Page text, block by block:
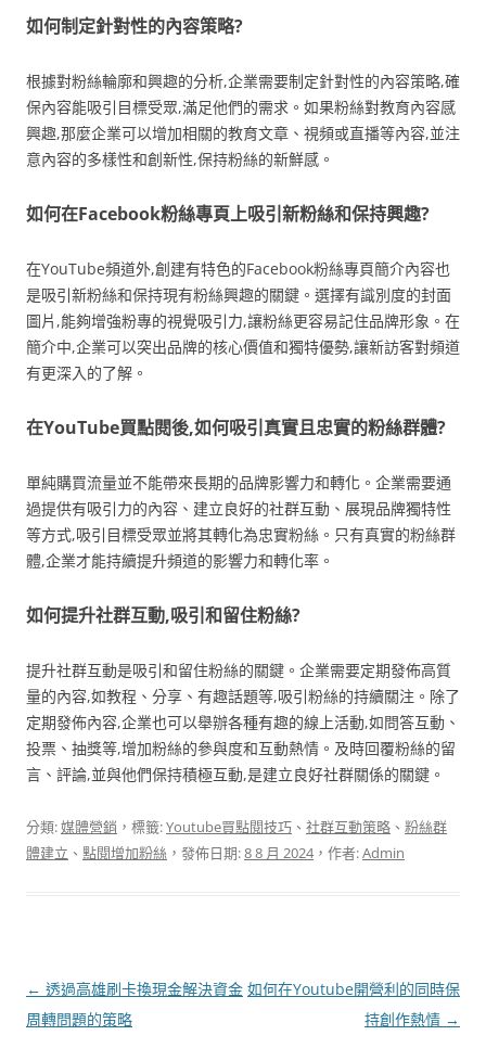
如何制定針對性的內容策略?
根據對粉絲輪廓和興趣的分析,企業需要制定針對性的內容策略,確
保內容能吸引目標受眾,滿足他們的需求。如果粉絲對教育內容感
興趣,那麼企業可以增加相關的教育文章、視頻或直播等內容,並注
意內容的多樣性和創新性,保持粉絲的新鮮感。
如何在Facebook粉絲專頁上吸引新粉絲和保持興趣?
在YouTube頻道外,創建有特色的Facebook粉絲專頁簡介內容也
是吸引新粉絲和保持現有粉絲興趣的關鍵。選擇有識別度的封面
圖片,能夠增強粉專的視覺吸引力,讓粉絲更容易記住品牌形象。在
簡介中,企業可以突出品牌的核心價值和獨特優勢,讓新訪客對頻道
有更深入的了解。
在YouTube買點閱後,如何吸引真實且忠實的粉絲群體?
單純購買流量並不能帶來長期的品牌影響力和轉化。企業需要通
過提供有吸引力的內容、建立良好的社群互動、展現品牌獨特性
等方式,吸引目標受眾並將其轉化為忠實粉絲。只有真實的粉絲群
體,企業才能持續提升頻道的影響力和轉化率。
如何提升社群互動,吸引和留住粉絲?
提升社群互動是吸引和留住粉絲的關鍵。企業需要定期發佈高質
量的內容,如教程、分享、有趣話題等,吸引粉絲的持續關注。除了
定期發佈內容,企業也可以舉辦各種有趣的線上活動,如問答互動、
投票、抽獎等,增加粉絲的參與度和互動熱情。及時回覆粉絲的留
言、評論,並與他們保持積極互動,是建立良好社群關係的關鍵。
分類:媒體營銷 ，標籤:Youtube買點閱技巧 、 社群互動策略 、 粉絲群
體建立 、 點閱增加粉絲 ，發佈日期:8 8 月 2024，作者:Admin
文
章
← 透過高雄刷卡換現金解決資金
周轉問題的策略
如何在Youtube開營利的同時保
持創作熱情 →